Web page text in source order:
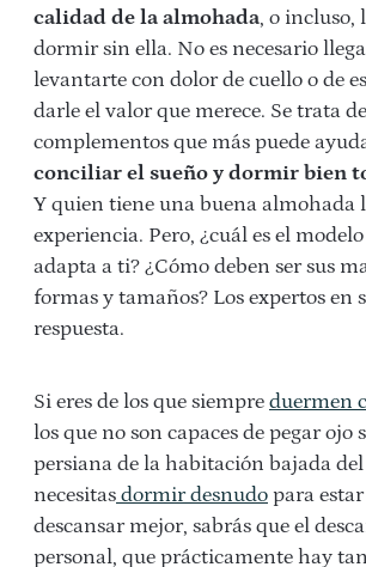
calidad de la almohada, o incluso,
dormir sin ella. No es necesario
levantarte con dolor de cuello o de
darle el valor que merece. Se trata
complementos que más puede
conciliar el sueño y dormir bien
Y quien tiene una buena almohada
experiencia. Pero, ¿cuál es el
adapta a ti? ¿Cómo deben ser sus
formas y tamaños? Los expertos en
respuesta.
Si eres de los que siempre duermen
los que no son capaces de pegar ojo
persiana de la habitación bajada
necesitas dormir desnudo para
descansar mejor, sabrás que el
personal, que prácticamente hay